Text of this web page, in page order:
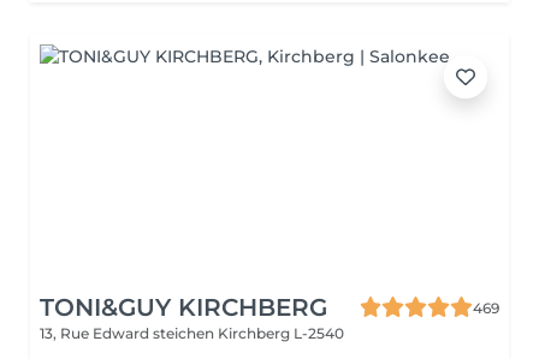
TONI&GUY KIRCHBERG
469
13, Rue Edward steichen Kirchberg L-2540